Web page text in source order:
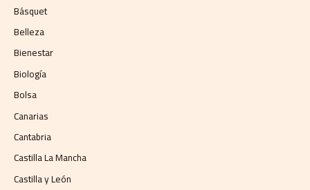
Básquet
Belleza
Bienestar
Biología
Bolsa
Canarias
Cantabria
Castilla La Mancha
Castilla y León